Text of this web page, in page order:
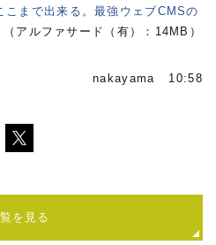
まで出来る。最強ウェブCMSの
（アルファサード（有）：14MB）
nakayama 10:58
を見る